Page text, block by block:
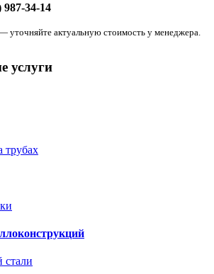
987-34-14
уточняйте актуальную стоимость у менеджера.
услуги